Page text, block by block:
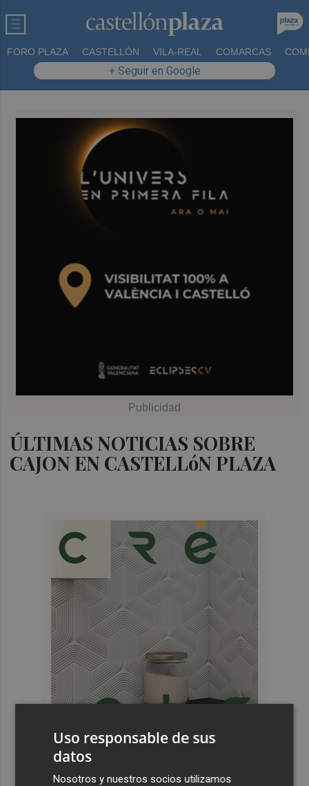
FORO PLAZA CASTELLÓN VILA-REAL COMARCAS
+ Seguir en Google
ÚLTIMAS NOTICIAS SOBRE
CAJON EN CASTELLóN PLAZA
Últimas Noticias
Uso responsable de sus
datos
Nosotros y nuestros socios utilizamos